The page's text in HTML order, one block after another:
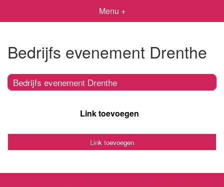
Menu +
Bedrijfs evenement Drenthe
Bedrijfs evenement Drenthe
Link toevoegen
Link toevoegen